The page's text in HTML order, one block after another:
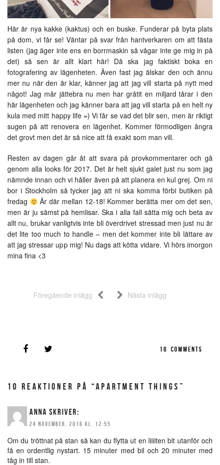
Här är nya kakke (kaktus) och en buske. Funderar på byta plats
på dom, vi får se! Väntar på svar från hantverkaren om att fästa
listen (jag äger inte ens en borrmaskin så vågar inte ge mig in på
det) så sen är allt klart här! Då ska jag faktiskt boka en
fotografering av lägenheten. Även fast jag älskar den och ännu
mer nu när den är klar, känner jag att jag vill starta på nytt med
något! Jag mår jättebra nu men har gråtit en miljard tårar i den
här lägenheten och jag känner bara att jag vill starta på en helt ny
kula med mitt happy life =) Vi får se vad det blir sen, men är riktigt
sugen på att renovera en lägenhet. Kommer förmodligen ångra
det grovt men det är så nice att få exakt som man vill.
Resten av dagen går åt att svara på provkommentarer och gå
genom alla looks för 2017. Det är helt sjukt galet just nu som jag
nämnde innan och vi håller även på att planera en kul grej. Om ni
bor i Stockholm så tycker jag att ni ska komma förbi butiken på
fredag
Är där mellan 12-18! Kommer berätta mer om det sen,
men är ju sämst på hemlisar. Ska i alla fall sätta mig och beta av
allt nu, brukar vanligtvis inte bli överdrivet stressad men just nu är
det lite too much to handle – men det kommer inte bli lättare av
att jag stressar upp mig! Nu dags att kötta vidare. Vi hörs imorgon
mina fina <3
Föregående inlägg Nästa inlägg
10 COMMENTS
10 REAKTIONER PÅ “APARTMENT THINGS”
ANNA SKRIVER:
24 NOVEMBER, 2016 KL. 12:55
Om du tröttnat på stan så kan du flytta ut en liiiiten bit utanför och
få en ordentlig nystart. 15 minuter med bil och 20 minuter med
tåg in till stan.